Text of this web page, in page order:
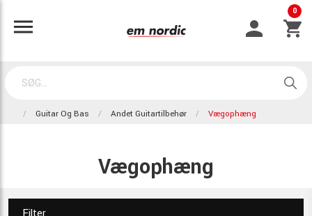
0
Guitar Og Bas Andet Guitartilbehør Vægophæng
Vægophæng